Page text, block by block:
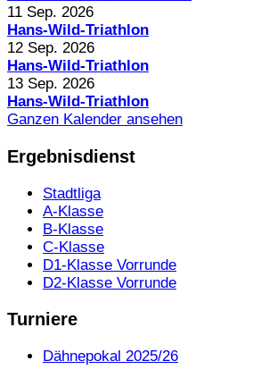
11 Sep. 2026
Hans-Wild-Triathlon
12 Sep. 2026
Hans-Wild-Triathlon
13 Sep. 2026
Hans-Wild-Triathlon
Ganzen Kalender ansehen
Ergebnisdienst
Stadtliga
A-Klasse
B-Klasse
C-Klasse
D1-Klasse Vorrunde
D2-Klasse Vorrunde
Turniere
Dähnepokal 2025/26